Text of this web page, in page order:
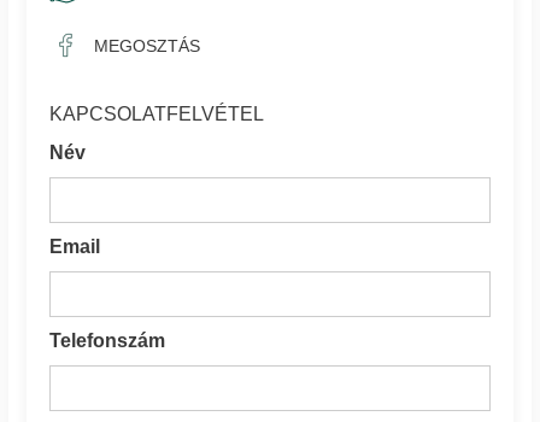
MEGOSZTÁS
KAPCSOLATFELVÉTEL
Név
Email
Telefonszám